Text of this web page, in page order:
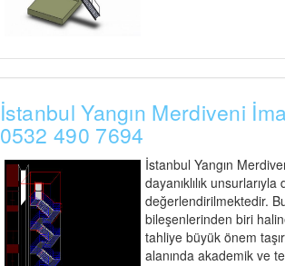
İstanbul Yangın Merdiveni
0532 490 7694
İstanbul Yangın
dayanıklılık
değerlendirilmektedir.
bileşenlerinden biri
tahliye büyük önem
alanında akademik ve